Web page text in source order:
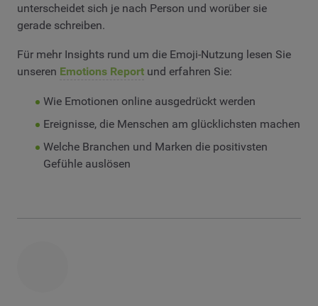
unterscheidet sich je nach Person und worüber sie
gerade schreiben.
Für mehr Insights rund um die Emoji-Nutzung lesen Sie
unseren Emotions Report und erfahren Sie:
Wie Emotionen online ausgedrückt werden
Ereignisse, die Menschen am glücklichsten machen
Welche Branchen und Marken die positivsten
Gefühle auslösen